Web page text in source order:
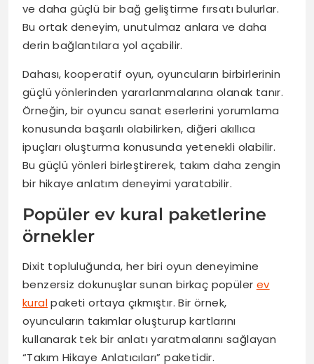
ve daha güçlü bir bağ geliştirme fırsatı bulurlar.
Bu ortak deneyim, unutulmaz anlara ve daha
derin bağlantılara yol açabilir.
Dahası, kooperatif oyun, oyuncuların birbirlerinin
güçlü yönlerinden yararlanmalarına olanak tanır.
Örneğin, bir oyuncu sanat eserlerini yorumlama
konusunda başarılı olabilirken, diğeri akıllıca
ipuçları oluşturma konusunda yetenekli olabilir.
Bu güçlü yönleri birleştirerek, takım daha zengin
bir hikaye anlatım deneyimi yaratabilir.
Popüler ev kural paketlerine
örnekler
Dixit topluluğunda, her biri oyun deneyimine
benzersiz dokunuşlar sunan birkaç popüler ev
kuralpaketi ortaya çıkmıştır. Bir örnek,
oyuncuların takımlar oluşturup kartlarını
kullanarak tek bir anlatı yaratmalarını sağlayan
“Takım Hikaye Anlatıcıları” paketidir.